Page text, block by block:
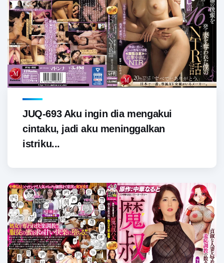
JUQ-693 Aku ingin dia mengakui
cintaku, jadi aku meninggalkan
istriku...